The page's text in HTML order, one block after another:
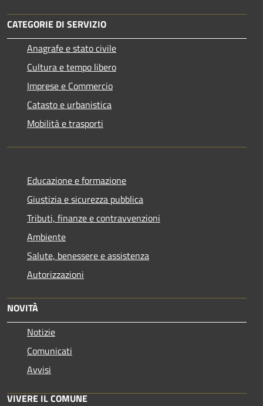
CATEGORIE DI SERVIZIO
Anagrafe e stato civile
Cultura e tempo libero
Imprese e Commercio
Catasto e urbanistica
Mobilità e trasporti
Educazione e formazione
Giustizia e sicurezza pubblica
Tributi, finanze e contravvenzioni
Ambiente
Salute, benessere e assistenza
Autorizzazioni
NOVITÀ
Notizie
Comunicati
Avvisi
VIVERE IL COMUNE